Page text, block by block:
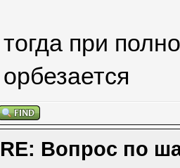
тогда при
орбезается
RE: Вопрос по